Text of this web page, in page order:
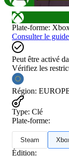
Plate-forme:
Consulter le
Peut être activé
Vérifiez les
Région:
Type: Clé
Plate-forme:
Steam
Édition: